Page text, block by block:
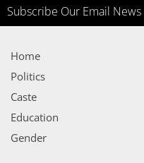
Subscribe Our Email
Home
Politics
Caste
Education
Gender